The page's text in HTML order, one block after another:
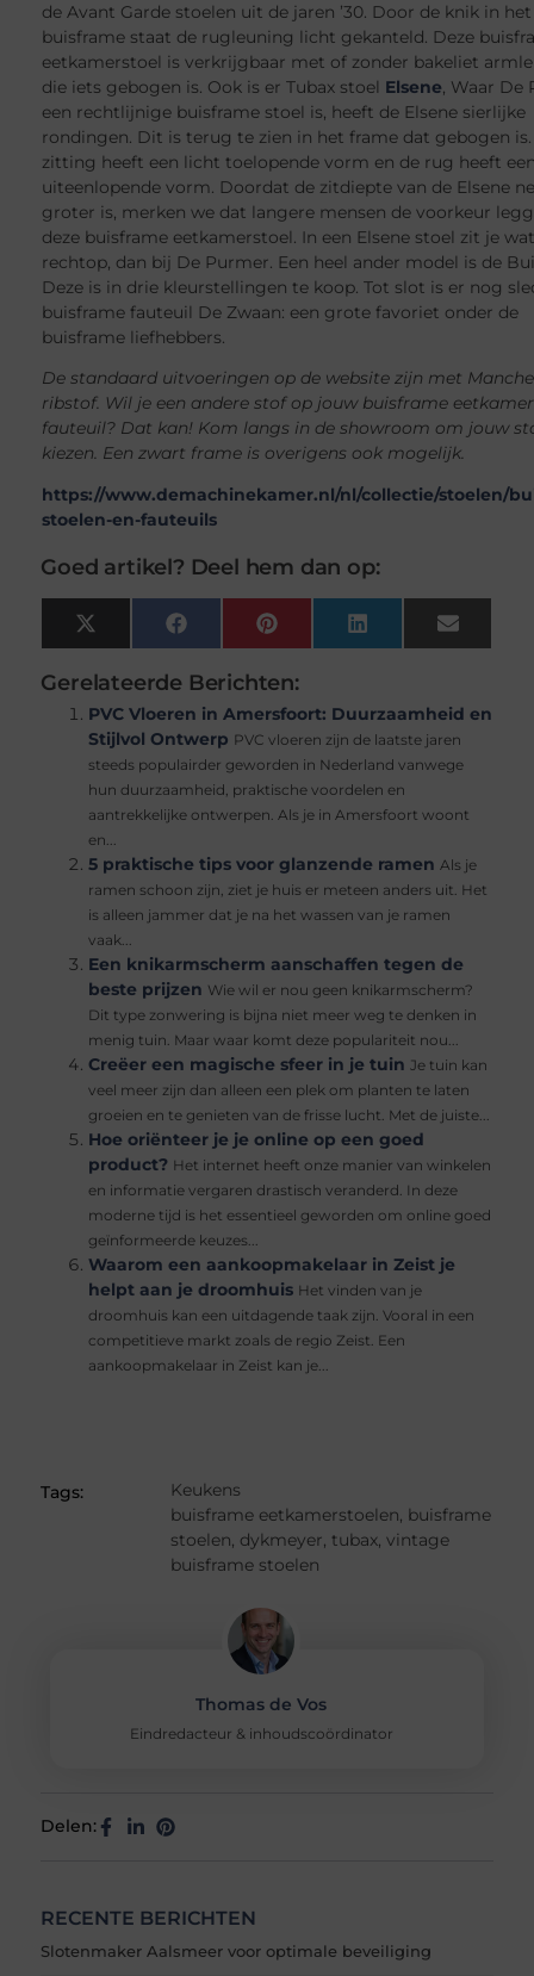
de Avant Garde stoelen uit de jaren ’30. Door de knik in het
buisframe staat de rugleuning licht gekanteld. Deze
eetkamerstoel is verkrijgbaar met of zonder bakeliet
die iets gebogen is. Ook is er Tubax stoel Elsene, Waar De
een rechtlijnige buisframe stoel is, heeft de Elsene sierlijke
rondingen. Dit is terug te zien in het frame dat gebogen
zitting heeft een licht toelopende vorm en de rug heeft
uiteenlopende vorm. Doordat de zitdiepte van de Elsene
groter is, merken we dat langere mensen de voorkeur
deze buisframe eetkamerstoel. In een Elsene stoel zit je
rechtop, dan bij De Purmer. Een heel ander model is de
Deze is in drie kleurstellingen te koop. Tot slot is er nog
buisframe fauteuil De Zwaan: een grote favoriet onder de
buisframe liefhebbers.
De standaard uitvoeringen op de website zijn met
ribstof. Wil je een andere stof op jouw buisframe
fauteuil? Dat kan! Kom langs in de showroom om jouw
kiezen. Een zwart frame is overigens ook mogelijk.
https://www.demachinekamer.nl/nl/collectie/stoelen/
stoelen-en-fauteuils
Goed artikel? Deel hem dan op:
X
(Twitter)
Facebook Pinterest LinkedIn Email
Gerelateerde Berichten:
PVC Vloeren in Amersfoort: Duurzaamheid en
Stijlvol Ontwerp PVC vloeren zijn de laatste jaren
steeds populairder geworden in Nederland vanwege
hun duurzaamheid, praktische voordelen en
aantrekkelijke ontwerpen. Als je in Amersfoort woont
en...
5 praktische tips voor glanzende ramen Als je
ramen schoon zijn, ziet je huis er meteen anders uit. Het
is alleen jammer dat je na het wassen van je ramen
vaak...
Een knikarmscherm aanschaffen tegen de
beste prijzen Wie wil er nou geen knikarmscherm?
Dit type zonwering is bijna niet meer weg te denken in
menig tuin. Maar waar komt deze populariteit nou...
Creëer een magische sfeer in je tuin Je tuin kan
veel meer zijn dan alleen een plek om planten te laten
groeien en te genieten van de frisse lucht. Met de juiste...
Hoe oriënteer je je online op een goed
product? Het internet heeft onze manier van winkelen
en informatie vergaren drastisch veranderd. In deze
moderne tijd is het essentieel geworden om online goed
geïnformeerde keuzes...
Waarom een aankoopmakelaar in Zeist je
helpt aan je droomhuis Het vinden van je
droomhuis kan een uitdagende taak zijn. Vooral in een
competitieve markt zoals de regio Zeist. Een
aankoopmakelaar in Zeist kan je...
Tags:
Keukens
buisframe eetkamerstoelen, buisframe
stoelen, dykmeyer, tubax, vintage
buisframe stoelen
Thomas de Vos
Eindredacteur & inhoudscoördinator
Delen:
RECENTE BERICHTEN
Slotenmaker Aalsmeer voor optimale beveiliging